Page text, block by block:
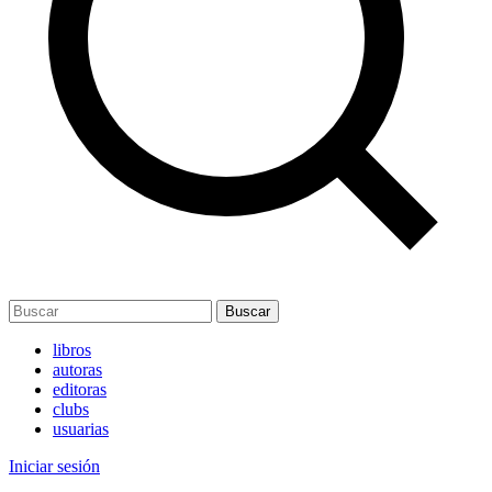
Buscar
libros
autoras
editoras
clubs
usuarias
Iniciar sesión